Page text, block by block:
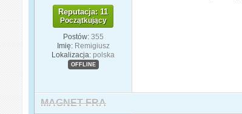
Reputacja: 11
Początkujący
Postów: 355
Imię: Remigiusz
Lokalizacja: polska
OFFLINE
MAGNET FRA